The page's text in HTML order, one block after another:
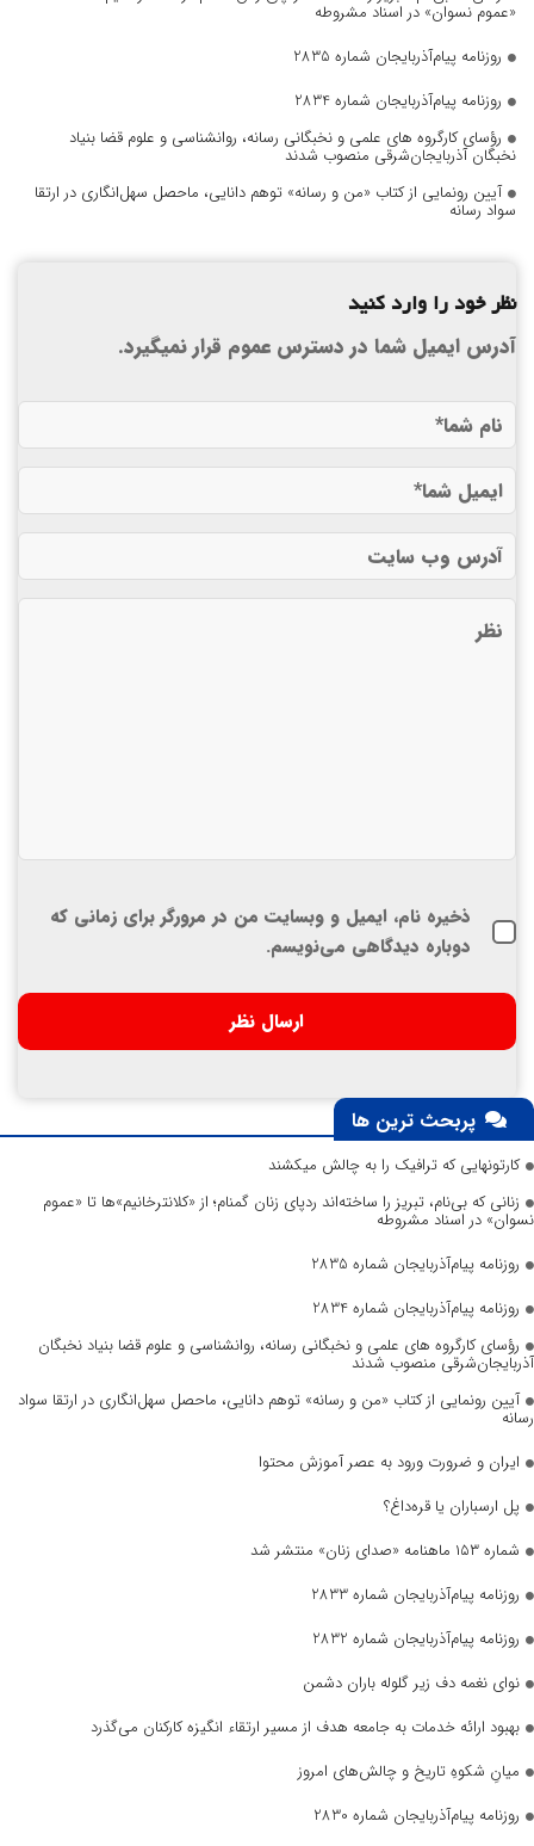
«عموم نسوان» در اسناد مشروطه
روزنامه پیام‌آذربایجان شماره 2835
روزنامه پیام‌آذربایجان شماره 2834
رؤسای کارگروه های علمی و نخبگانی رسانه، روانشناسی و علوم قضا بنیاد
نخبگان آذربایجان‌شرقی منصوب شدند
آیین رونمایی از کتاب «من و رسانه» توهم دانایی، ماحصل سهل‌انگاری در ارتقا
سواد رسانه
نظر خود را وارد کنید
آدرس ایمیل شما در دسترس عموم قرار نمیگیرد.
ذخیره نام، ایمیل و وبسایت من در مرورگر برای زمانی که
دوباره دیدگاهی می‌نویسم.
پربحث ترین ها
کارتونهایی که ترافیک را به چالش میکشند
زنانی که بی‌نام، تبریز را ساخته‌اند ردپای زنان گمنام؛ از «کلانترخانیم»ها تا «عموم
نسوان» در اسناد مشروطه
روزنامه پیام‌آذربایجان شماره 2835
روزنامه پیام‌آذربایجان شماره 2834
رؤسای کارگروه های علمی و نخبگانی رسانه، روانشناسی و علوم قضا بنیاد نخبگان
آذربایجان‌شرقی منصوب شدند
آیین رونمایی از کتاب «من و رسانه» توهم دانایی، ماحصل سهل‌انگاری در ارتقا سواد
رسانه
ایران و ضرورت ورود به عصر آموزش محتوا
پل ارسباران یا قره‌داغ؟
شماره ۱۵۳ ماهنامه «صدای زنان» منتشر شد
روزنامه پیام‌آذربایجان شماره 2833
روزنامه پیام‌آذربایجان شماره 2832
نوای نغمه دف زیر گلوله باران دشمن
بهبود ارائه خدمات به جامعه هدف از مسیر ارتقاء انگیزه کارکنان می‌گذرد
میانِ شکوهِ تاریخ و چالش‌های امروز
روزنامه پیام‌آذربایجان شماره 2830